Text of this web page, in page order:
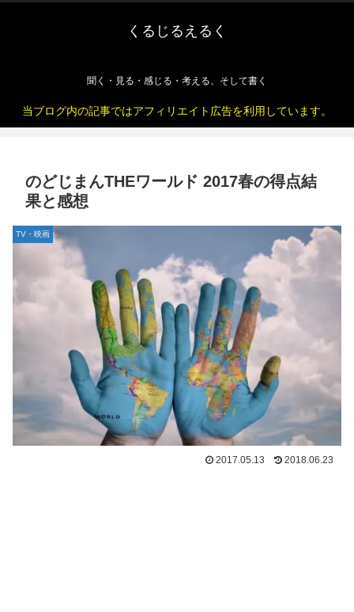
くるじるえるく
聞く・見る・感じる・考える、そして書く
当ブログ内の記事ではアフィリエイト広告を利用しています。
のどじまんTHEワールド 2017春の得点結
果と感想
TV・映画
2017.05.13 2018.06.23